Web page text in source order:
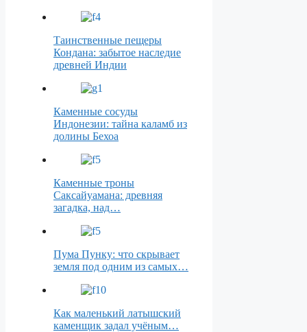
Таинственные пещеры
Кондана: забытое наследие
древней Индии
Каменные сосуды
Индонезии: тайна каламб из
долины Бехоа
Каменные троны
Саксайуамана: древняя
загадка, над…
Пума Пунку: что скрывает
земля под одним из самых…
Как маленький латышский
каменщик задал учёным…